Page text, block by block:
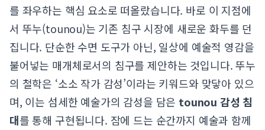
를 좌우하는 핵심 요소로 떠올랐습니다. 바로 이 지점에
서 뚜누(tounou)는 기존 침구 시장에 새로운 화두를 던
집니다. 단순한 수면 도구가 아닌, 일상에 예술적 영감을
불어넣는 매개체로서의 침구를 제안하는 것입니다. 뚜누
의 철학은 ‘소소 작가 감성’이라는 키워드와 맞닿아 있으
며, 이는 섬세한 예술가의 감성을 담은 tounou 감성 침
대를 통해 구현됩니다. 잠에 드는 순간까지 예술과 함께